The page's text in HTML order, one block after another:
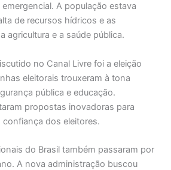
A população estava
de recursos hídricos e as
agricultura e a saúde pública.
no Canal Livre foi a eleição
eleitorais trouxeram à tona
pública e educação.
propostas inovadoras para
dos eleitores.
do Brasil também passaram por
A nova administração buscou